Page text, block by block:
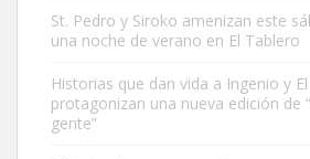
Este gato macho ha aparecido en la calle
es muy manso y extremadamente cari...
St. Pedro y Siroko amenizan este
una noche de verano en El Tablero
Historias que dan vida a Ingenio y
protagonizan una nueva edición de
gente”